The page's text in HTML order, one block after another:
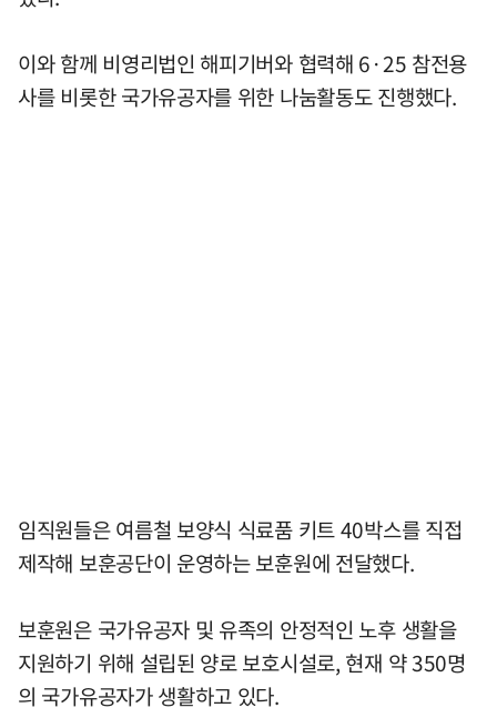
이와 함께 비영리법인 해피기버와 협력해 6·25 참전용
사를 비롯한 국가유공자를 위한 나눔활동도 진행했다.
임직원들은 여름철 보양식 식료품 키트 40박스를 직접
제작해 보훈공단이 운영하는 보훈원에 전달했다.
보훈원은 국가유공자 및 유족의 안정적인 노후 생활을
지원하기 위해 설립된 양로 보호시설로, 현재 약 350명
의 국가유공자가 생활하고 있다.